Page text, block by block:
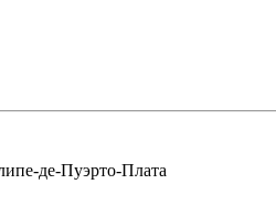
де-Пуэрто-Плата